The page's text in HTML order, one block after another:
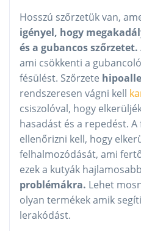
Hosszú szőrzetük van,
igényel, hogy
és a gubancos szőrzetet.
ami csökkenti a
fésülést. Szőrzete
rendszeresen vágni kell
csiszolóval, hogy
hasadást és a repedést.
ellenőrizni kell, hogy
felhalmozódását, ami
ezek a kutyák
problémákra. Lehet
olyan termékek amik
lerakódást.